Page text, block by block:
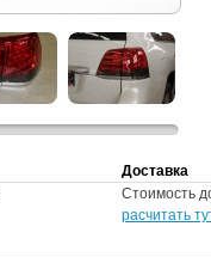
Доставка
Стоимость
расчитать